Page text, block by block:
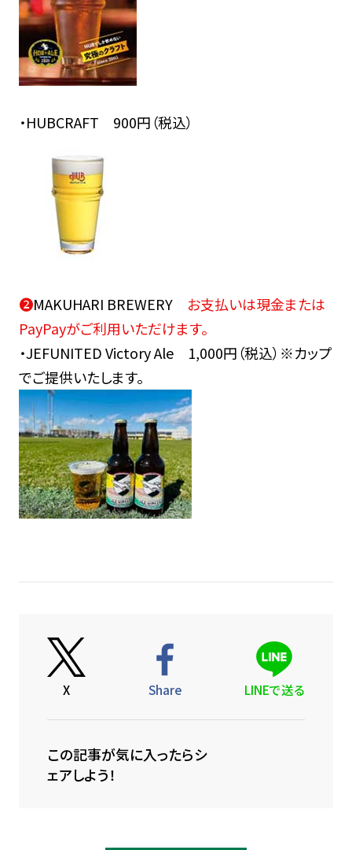
・HUBCRAFT 900円（税込）
➋MAKUHARI BREWERYお支払いは現金または
PayPayがご利用いただけます。
・JEFUNITED Victory Ale 1,000円（税込）※カップ
でご提供いたします。
X Share LINEで送る
この記事が気に入ったらシ
ェアしよう！